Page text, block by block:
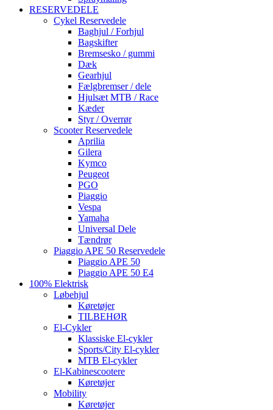
RESERVEDELE
Cykel Reservedele
Baghjul / Forhjul
Bagskifter
Bremsesko / gummi
Dæk
Gearhjul
Fælgbremser / dele
Hjulsæt MTB / Race
Kæder
Styr / Overrør
Scooter Reservedele
Aprilia
Gilera
Kymco
Peugeot
PGO
Piaggio
Vespa
Yamaha
Universal Dele
Tændrør
Piaggio APE 50 Reservedele
Piaggio APE 50
Piaggio APE 50 E4
100% Elektrisk
Løbehjul
Køretøjer
TILBEHØR
El-Cykler
Klassiske El-cykler
Sports/City El-cykler
MTB El-cykler
El-Kabinescootere
Køretøjer
Mobility
Køretøjer